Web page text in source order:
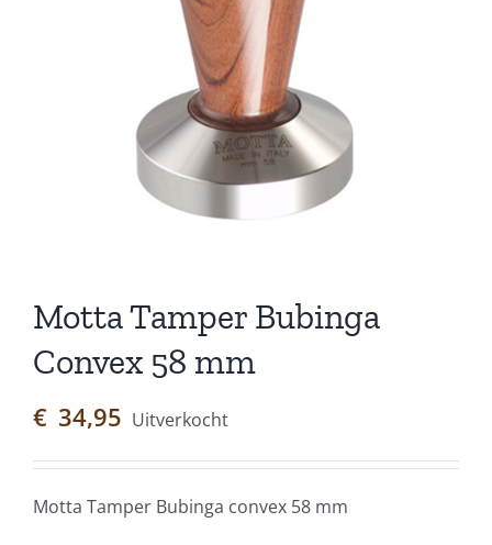
Motta Tamper Bubinga
Convex 58 mm
€ 34,95 Uitverkocht
Motta Tamper Bubinga convex 58 mm